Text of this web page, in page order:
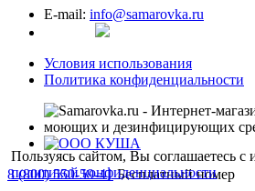
Пользуясь сайтом, Вы соглашаетесь с
политикой конфиденциальности
E-mail: info@samarovka.ru
Условия использования
Политика конфиденциальности
8 (800) 550-59-41Бесплатный номер